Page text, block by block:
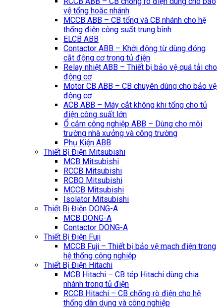
vệ tổng hoặc nhánh
MCCB ABB – CB tổng và CB nhánh cho hệ
thống điện công suất trung bình
ELCB ABB
Contactor ABB – Khởi động từ dùng đóng
cắt động cơ trong tủ điện
Relay nhiệt ABB – Thiết bị bảo vệ quá tải cho
động cơ
Motor CB ABB – CB chuyên dùng cho bảo vệ
động cơ
ACB ABB – Máy cắt không khi tổng cho tủ
điện công suất lớn
Ổ cắm công nghiệp ABB – Dùng cho môi
trường nhà xưởng và công trường
Phụ Kiện ABB
Thiết Bị Điện Mitsubishi
MCB Mitsubishi
RCCB Mitsubishi
RCBO Mitsubishi
MCCB Mitsubishi
Isolator Mitsubishi
Thiết Bị Điện DONG-A
MCB DONG-A
Contactor DONG-A
Thiết Bị Điện Fuji
MCCB Fuji – Thiết bị bảo vệ mạch điện trong
hệ thống công nghiệp
Thiết Bị Điện Hitachi
MCB Hitachi – CB tép Hitachi dùng chia
nhánh trong tủ điện
RCCB Hitachi – CB chống rò điện cho hệ
thống dân dụng và công nghiệp